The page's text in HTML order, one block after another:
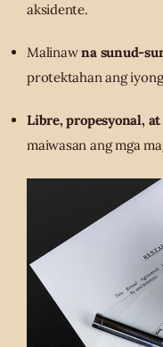
aksidente.
Malinawna sunud-
protektahan ang
Libre, propesyonal,
maiwasan ang mga